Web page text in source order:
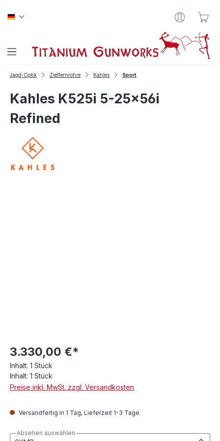
Jagd-Optik Zielfernrohre Kahles Sport
Kahles K525i 5-25x56i
Refined
3.330,00 €*
Inhalt: 1 Stück
Inhalt: 1 Stück
Preise inkl. MwSt. zzgl. Versandkosten
Versandfertig in 1 Tag, Lieferzeit 1-3 Tage
Absehen auswählen